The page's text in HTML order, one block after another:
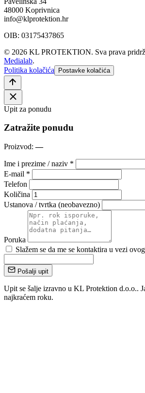
48000 Koprivnica
info@klprotektion.hr
OIB: 03175437865
© 2026 KL PROTEKTION. Sva prava
Medialab.
Politika kolačića
Postavke kolačića
Upit za ponudu
Zatražite ponudu
Proizvod:—
Ime i prezime / naziv *
E-mail *
Telefon
Količina
Ustanova / tvrtka (neobavezno)
Poruka
Slažem se da me se kontaktira u vezi
Pošalji upit
Upit se šalje izravno u KL Protektion d.o.o..
najkraćem roku.